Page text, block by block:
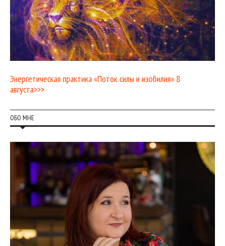
Энергетическая практика «Поток силы и изобилия» 8
августа>>>
ОБО МНЕ